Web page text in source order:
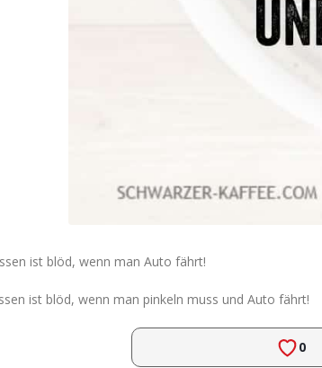
ist blöd, wenn man Auto fährt!
ist blöd, wenn man pinkeln muss und Auto fährt!
0